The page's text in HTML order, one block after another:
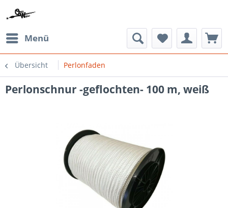
Menü
Übersicht Perlonfaden
Perlonschnur -geflochten- 100 m, weiß